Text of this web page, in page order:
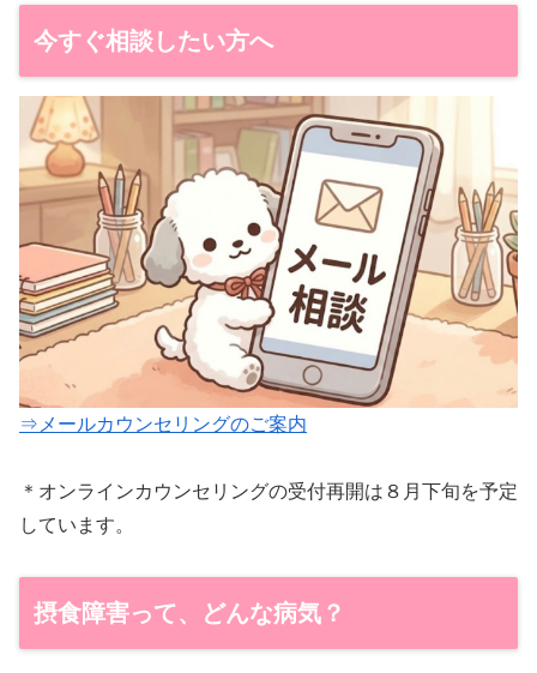
今すぐ相談したい方へ
⇒メールカウンセリングのご案内
＊オンラインカウンセリングの受付再開は８月下旬を予定
しています。
摂食障害って、どんな病気？